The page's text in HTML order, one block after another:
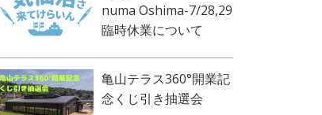
numa Oshima-7/28,29
臨時休業について
亀山テラス360°開業記
念くじ引き抽選会